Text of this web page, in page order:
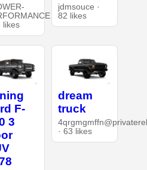
likes
jdmsouce ·
82 likes
F-
3
dream
truck
· 63 likes